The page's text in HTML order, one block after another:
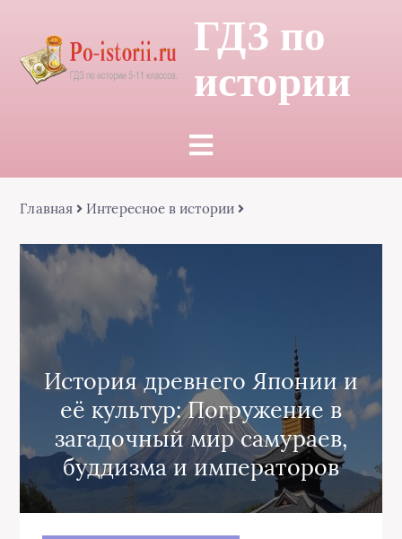
ГДЗ по
истории
Главная Интересное в истории
История древнего Японии и
её культур: Погружение в
загадочный мир самураев,
буддизма и императоров